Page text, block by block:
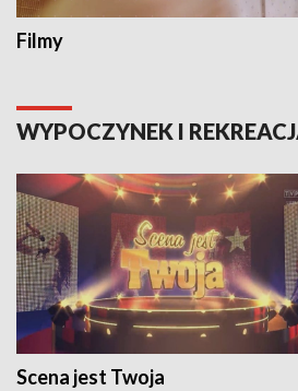
Filmy
WYPOCZYNEK I
Scena jest Twoja